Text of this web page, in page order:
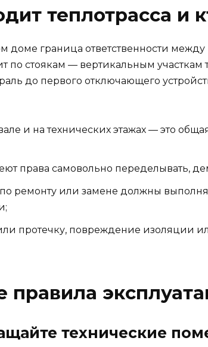
теплотрасса и
доме граница ответственности
по стоякам — вертикальным
до первого отключающего
и на технических этажах — это
права самовольно переделывать,
ремонту или замене должны
протечку, повреждение изоляции
правила
технические